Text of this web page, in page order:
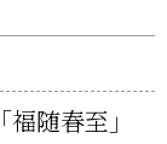
随春至」